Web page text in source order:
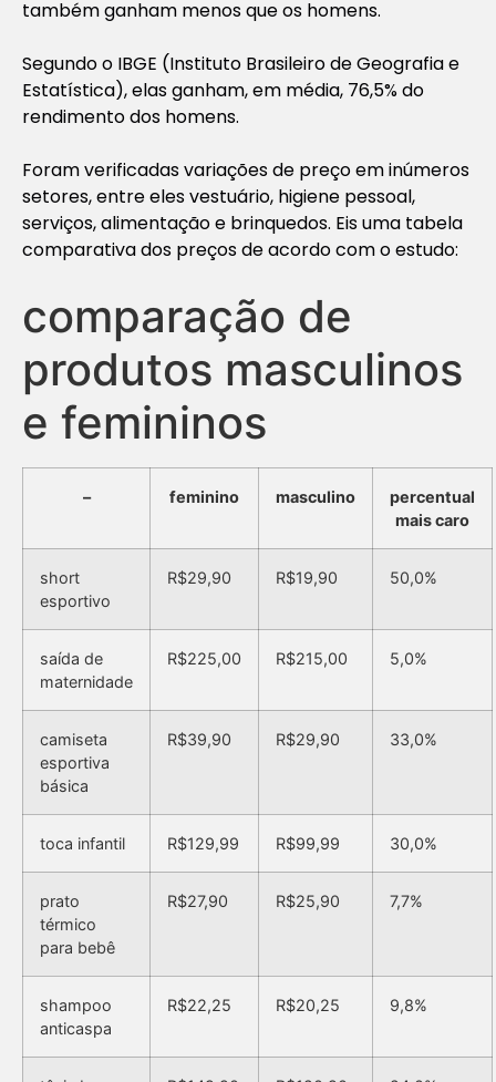
também ganham menos que os homens.
Segundo o IBGE (Instituto Brasileiro de Geografia e
Estatística), elas ganham, em média, 76,5% do
rendimento dos homens.
Foram verificadas variações de preço em inúmeros
setores, entre eles vestuário, higiene pessoal,
serviços, alimentação e brinquedos. Eis uma tabela
comparativa dos preços de acordo com o estudo:
comparação de
produtos masculinos
e femininos
– feminino masculino
percentual
mais caro
short
esportivo
R$29,90 R$19,90 50,0%
saída de
maternidade
R$225,00 R$215,00 5,0%
camiseta
esportiva
básica
R$39,90 R$29,90 33,0%
toca infantil R$129,99 R$99,99 30,0%
prato
térmico
para bebê
R$27,90 R$25,90 7,7%
shampoo
anticaspa
R$22,25 R$20,25 9,8%